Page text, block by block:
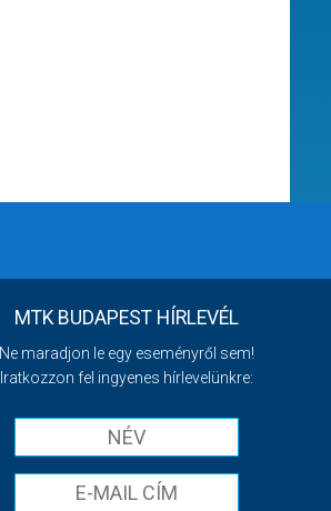
MTK BUDAPEST HÍRLEVÉL
Ne maradjon le egy eseményről sem!
Iratkozzon fel ingyenes hírlevelünkre: